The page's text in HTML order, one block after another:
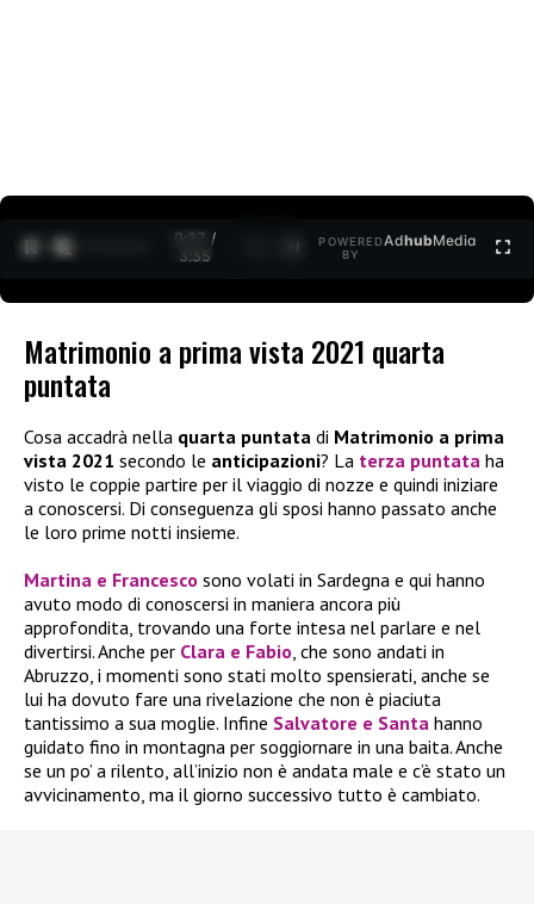
0:27 /
3:35
POWERED
BY
AdhubMedia
Matrimonio a prima vista 2021 quarta
puntata
Cosa accadrà nella quarta puntata di Matrimonio a prima
vista 2021 secondo le anticipazioni? La terza puntata ha
visto le coppie partire per il viaggio di nozze e quindi iniziare
a conoscersi. Di conseguenza gli sposi hanno passato anche
le loro prime notti insieme.
Martina e Francesco sono volati in Sardegna e qui hanno
avuto modo di conoscersi in maniera ancora più
approfondita, trovando una forte intesa nel parlare e nel
divertirsi. Anche per Clara e Fabio, che sono andati in
Abruzzo, i momenti sono stati molto spensierati, anche se
lui ha dovuto fare una rivelazione che non è piaciuta
tantissimo a sua moglie. Infine Salvatore e Santa hanno
guidato fino in montagna per soggiornare in una baita. Anche
se un po’ a rilento, all’inizio non è andata male e c’è stato un
avvicinamento, ma il giorno successivo tutto è cambiato.